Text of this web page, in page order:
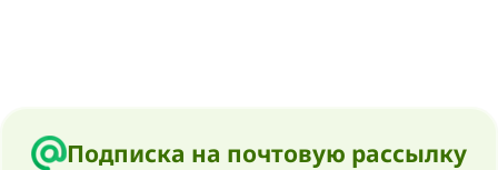
Подписка на почтовую рассылку